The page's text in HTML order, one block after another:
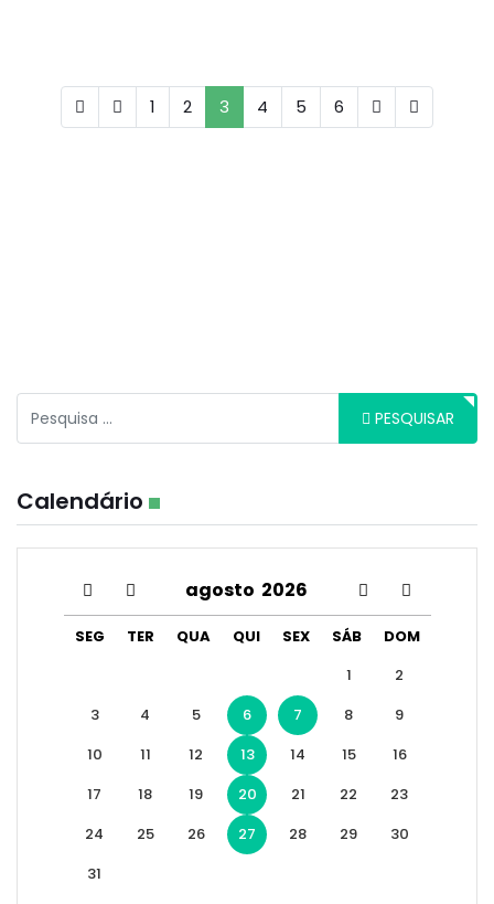
PESQUISAR
Calendário
agosto 2026
SEG TER QUA QUI SEX SÁB
DOM
1
2
3
4 5 6 7 8
9
10
11 12 13 14 15
16
17
18 19 20 21 22
23
24
25 26 27 28 29
30
31
1 2 3 4 5 6